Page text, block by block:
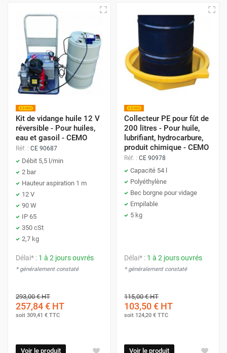
Kit de vidange huile 12 V
réversible - Pour huiles,
eau et gasoil - CEMO
Réf. : CE 90687
Débit 5,5 l/min
2 bar
Hauteur aspiration 1 m
12 V
90 W
IP 65
350 cSt
2,7 kg
Délai* : 1 à 2 jours ouvrés
* généralement constaté
293,00 €HT
257,84 € HT
soit 309,41 € TTC
Voir le produit
Collecteur PE pour fût de
200 litres - Pour huile,
lubrifiant, hydrocarbure,
produit chimique - CEMO
Réf. : CE 90978
Capacité 54 l
Polyéthylène
Bec borgne pour vidage
Empilable
5 kg
Délai* : 1 à 2 jours ouvrés
* généralement constaté
115,00 €HT
103,50 € HT
soit 124,20 € TTC
Voir le produit